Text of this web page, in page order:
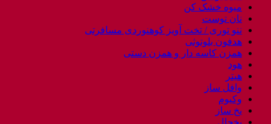
میوه خشک کن
نان توست
ننو توری / تخت آویز کوهنوردی مسافرتی
هدفون بلوتوثی
همزن کاسه دار و همزن دستی
هود
هیتر
وافل ساز
وکیوم
یخ ساز
یخچال